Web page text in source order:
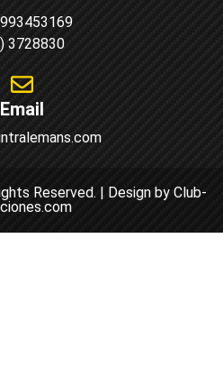
3728830
Email
Reserved. | Design by Club-